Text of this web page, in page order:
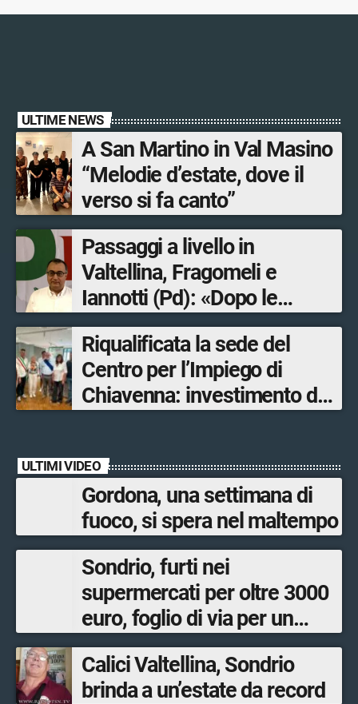
ULTIME NEWS
A San Martino in Val Masino
“Melodie d’estate, dove il
verso si fa canto”
Passaggi a livello in
Valtellina, Fragomeli e
Iannotti (Pd): «Dopo le
Olimpiadi solo un terzo delle
opere sostitutive sarà
ultimato entro il 2026»
Riqualificata la sede del
Centro per l’Impiego di
Chiavenna: investimento da
ULTIMI VIDEO
Gordona, una settimana di
fuoco, si spera nel maltempo
Sondrio, furti nei
supermercati per oltre 3000
euro, foglio di via per un
ventinovenne
Calici Valtellina, Sondrio
brinda a un’estate da record